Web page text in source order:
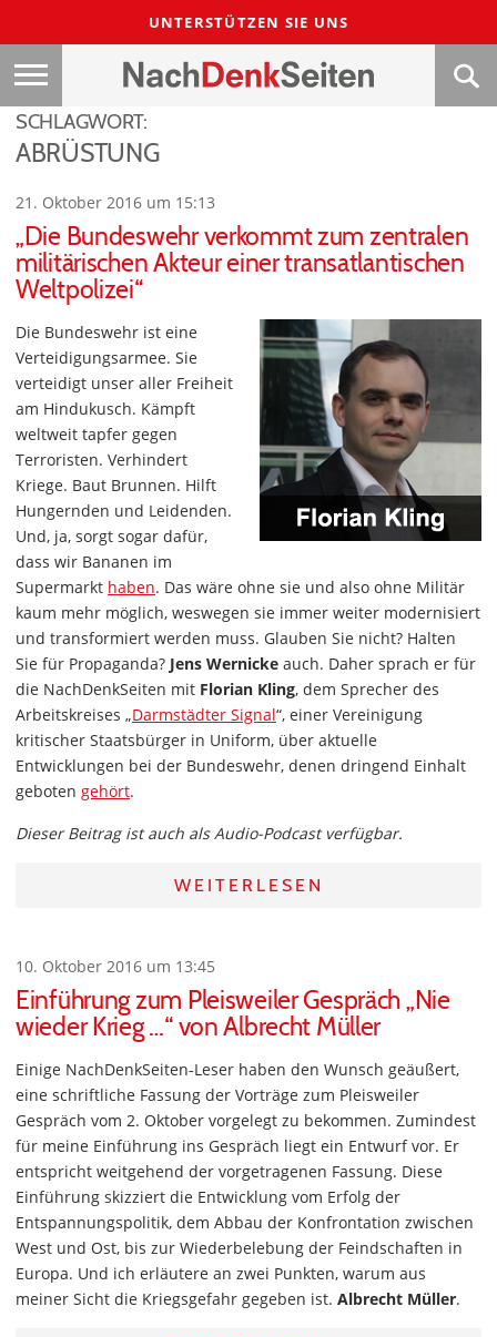
UNTERSTÜTZEN SIE UNS
SCHLAGWORT:
ABRÜSTUNG
21. Oktober 2016 um 15:13
„Die Bundeswehr verkommt zum zentralen
militärischen Akteur einer transatlantischen
Weltpolizei“
Die Bundeswehr ist eine
Verteidigungsarmee. Sie
verteidigt unser aller Freiheit
am Hindukusch. Kämpft
weltweit tapfer gegen
Terroristen. Verhindert
Kriege. Baut Brunnen. Hilft
Hungernden und Leidenden.
Und, ja, sorgt sogar dafür,
dass wir Bananen im
Supermarkt haben. Das wäre ohne sie und also ohne Militär
kaum mehr möglich, weswegen sie immer weiter modernisiert
und transformiert werden muss. Glauben Sie nicht? Halten
Sie für Propaganda? Jens Wernicke auch. Daher sprach er für
die NachDenkSeiten mit Florian Kling, dem Sprecher des
Arbeitskreises „Darmstädter Signal“, einer Vereinigung
kritischer Staatsbürger in Uniform, über aktuelle
Entwicklungen bei der Bundeswehr, denen dringend Einhalt
geboten gehört.
Dieser Beitrag ist auch als Audio-Podcast verfügbar.
WEITERLESEN
10. Oktober 2016 um 13:45
Einführung zum Pleisweiler Gespräch „Nie
wieder Krieg …“ von Albrecht Müller
Einige NachDenkSeiten-Leser haben den Wunsch geäußert,
eine schriftliche Fassung der Vorträge zum Pleisweiler
Gespräch vom 2. Oktober vorgelegt zu bekommen. Zumindest
für meine Einführung ins Gespräch liegt ein Entwurf vor. Er
entspricht weitgehend der vorgetragenen Fassung. Diese
Einführung skizziert die Entwicklung vom Erfolg der
Entspannungspolitik, dem Abbau der Konfrontation zwischen
West und Ost, bis zur Wiederbelebung der Feindschaften in
Europa. Und ich erläutere an zwei Punkten, warum aus
meiner Sicht die Kriegsgefahr gegeben ist. Albrecht Müller.